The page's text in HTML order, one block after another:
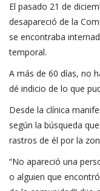
El pasado 21 de
desapareció de la
se encontraba
temporal.
A más de 60 días, no
dé indicio de lo que
Desde la clínica
según la búsqueda
rastros de él por la
“No apareció una
o alguien que